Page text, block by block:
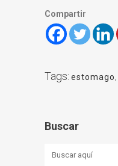
Compartir
Tags: estomago,
Buscar